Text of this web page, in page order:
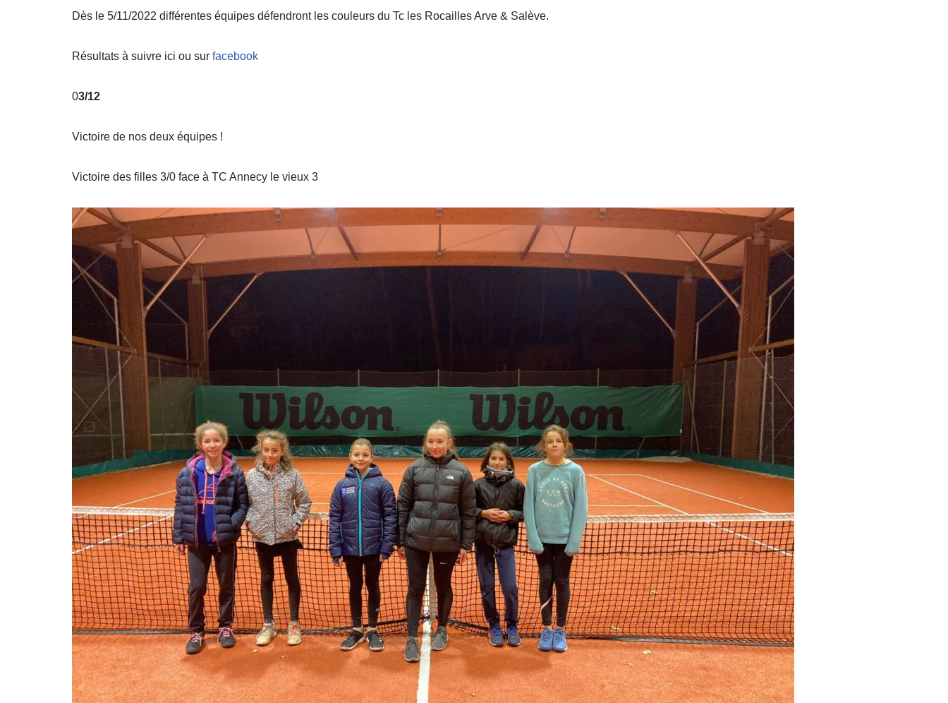
Dès le 5/11/2022 différentes équipes défendront les couleurs du Tc les Rocailles Arve & Salève.
Résultats à suivre ici ou sur facebook
03/12
Victoire de nos deux équipes !
Victoire des filles 3/0 face à TC Annecy le vieux 3